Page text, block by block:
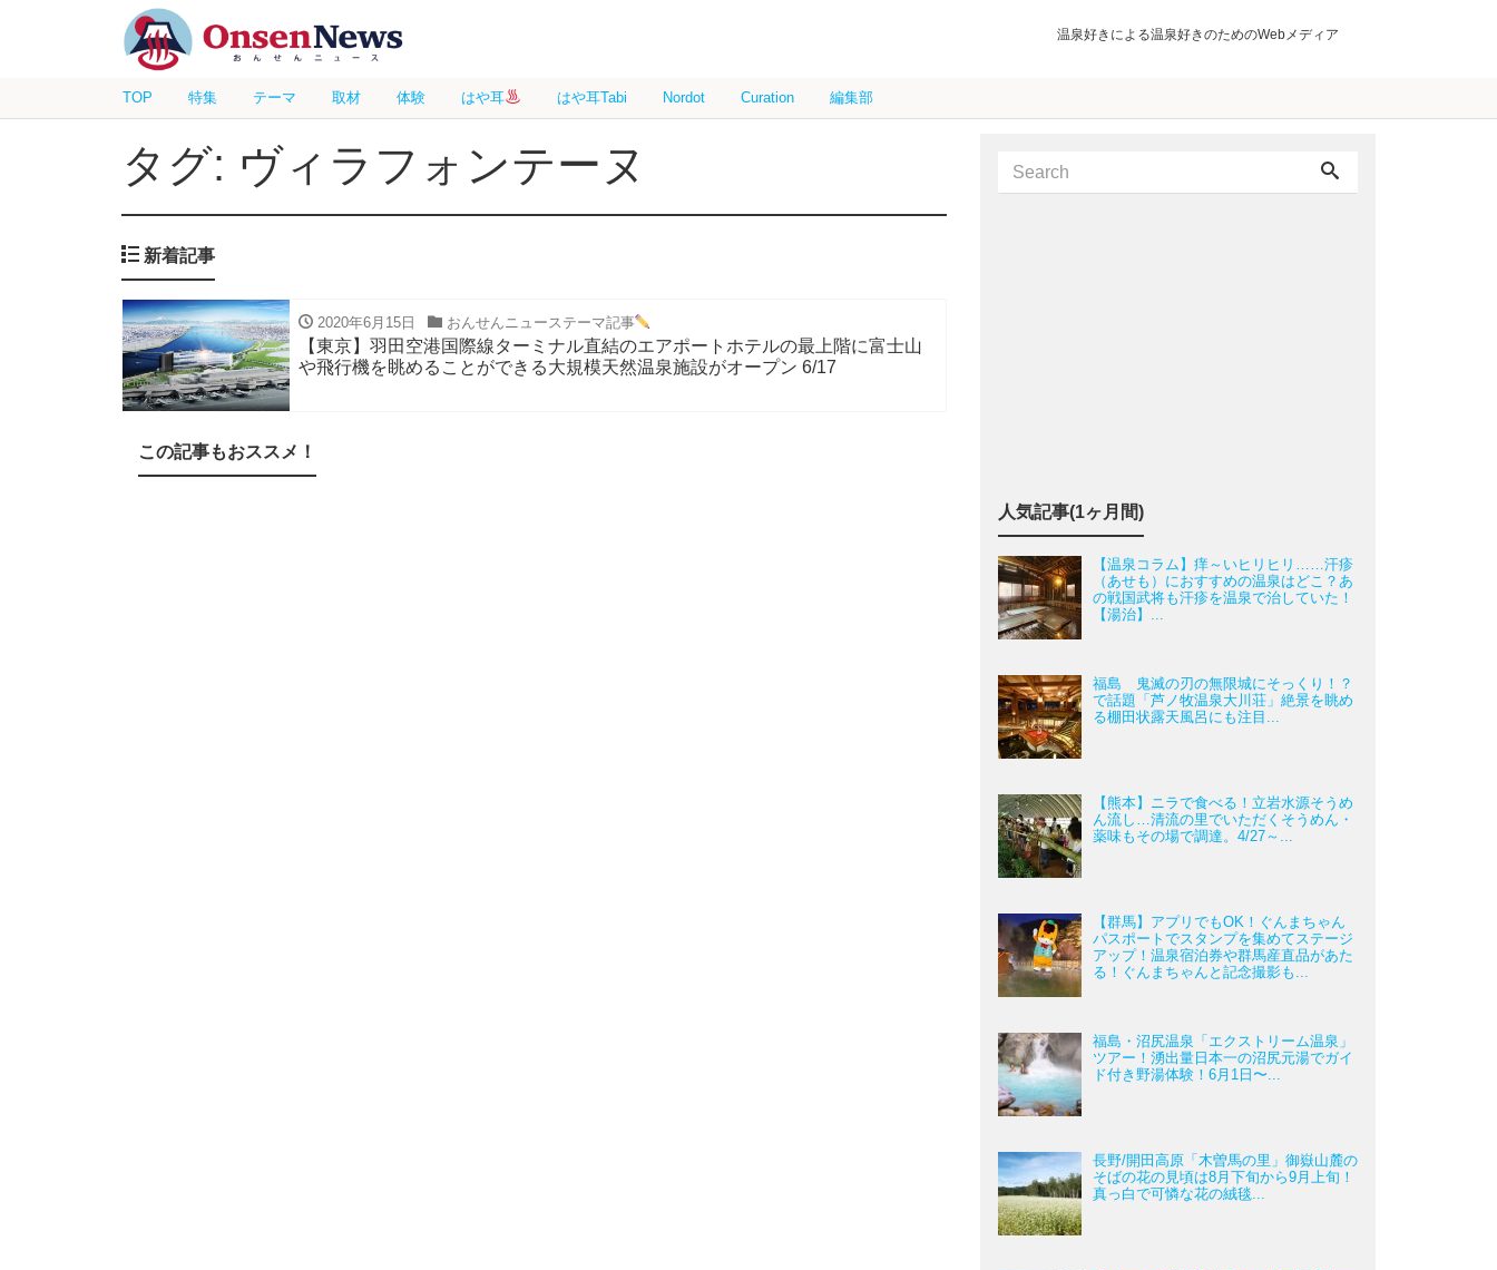
温泉好きによる温泉好きのためのWebメディア
TOP 特集 テーマ 取材 体験 はや耳 はや耳Tabi Nordot Curation 編集部
タグ: ヴィラフォンテーヌ
新着記事
2020年6月15日 おんせんニューステーマ記事
【東京】羽田空港国際線ターミナル直結のエアポートホテルの最上階に富士山
や飛行機を眺めることができる大規模天然温泉施設がオープン 6/17
この記事もおススメ！
人気記事(1ヶ月間)
【温泉コラム】痒～いヒリヒリ……汗疹
（あせも）におすすめの温泉はどこ？あ
の戦国武将も汗疹を温泉で治していた！
【湯治】...
福島 鬼滅の刃の無限城にそっくり！？
で話題「芦ノ牧温泉大川荘」絶景を眺め
る棚田状露天風呂にも注目...
【熊本】ニラで食べる！立岩水源そうめ
ん流し…清流の里でいただくそうめん・
薬味もその場で調達。4/27～...
【群馬】アプリでもOK！ぐんまちゃん
パスポートでスタンプを集めてステージ
アップ！温泉宿泊券や群馬産直品があた
る！ぐんまちゃんと記念撮影も...
福島・沼尻温泉「エクストリーム温泉」
ツアー！湧出量日本一の沼尻元湯でガイ
ド付き野湯体験！6月1日〜...
長野/開田高原「木曽馬の里」御嶽山麓の
そばの花の見頃は8月下旬から9月上旬！
真っ白で可憐な花の絨毯...